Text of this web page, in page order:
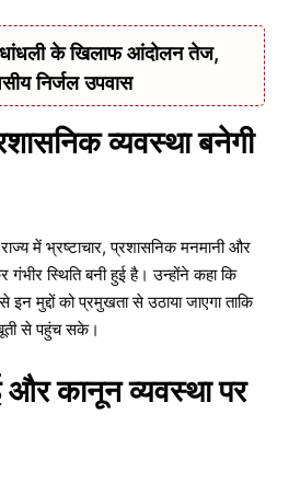
के खिलाफ आंदोलन तेज,
निर्जल उपवास
व्यवस्था बनेगी
में भ्रष्टाचार, प्रशासनिक मनमानी और
स्थिति बनी हुई है। उन्होंने कहा कि
मुद्दों को प्रमुखता से उठाया जाएगा ताकि
से पहुंच सके।
और कानून व्यवस्था पर